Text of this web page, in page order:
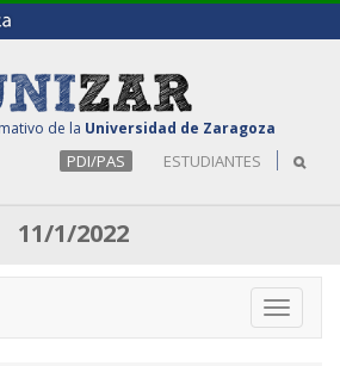
de la Universidad de Zaragoza
PDI/PAS ESTUDIANTES
11/1/2022
Toggle